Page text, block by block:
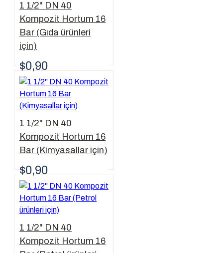
1 1/2" DN 40
Kompozit Hortum 16
Bar (Gıda ürünleri
için)
$0,90
1 1/2" DN 40
Kompozit Hortum 16
Bar (Kimyasallar için)
$0,90
1 1/2" DN 40
Kompozit Hortum 16